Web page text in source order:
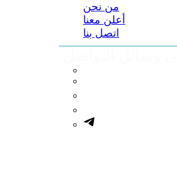
من نحن
أعلن معنا
اتصل بنا